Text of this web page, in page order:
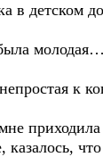
в детском
молодая…
к
казалось,